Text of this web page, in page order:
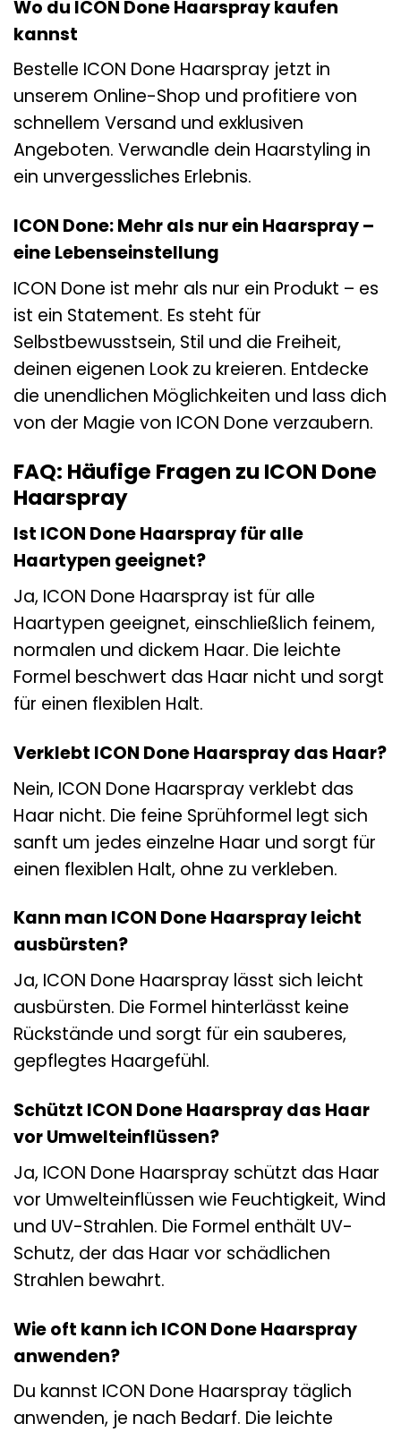
Wo du ICON Done Haarspray kaufen
kannst
Bestelle ICON Done Haarspray jetzt in
unserem Online-Shop und profitiere von
schnellem Versand und exklusiven
Angeboten. Verwandle dein Haarstyling in
ein unvergessliches Erlebnis.
ICON Done: Mehr als nur ein Haarspray –
eine Lebenseinstellung
ICON Done ist mehr als nur ein Produkt – es
ist ein Statement. Es steht für
Selbstbewusstsein, Stil und die Freiheit,
deinen eigenen Look zu kreieren. Entdecke
die unendlichen Möglichkeiten und lass dich
von der Magie von ICON Done verzaubern.
FAQ: Häufige Fragen zu ICON Done
Haarspray
Ist ICON Done Haarspray für alle
Haartypen geeignet?
Ja, ICON Done Haarspray ist für alle
Haartypen geeignet, einschließlich feinem,
normalen und dickem Haar. Die leichte
Formel beschwert das Haar nicht und sorgt
für einen flexiblen Halt.
Verklebt ICON Done Haarspray das Haar?
Nein, ICON Done Haarspray verklebt das
Haar nicht. Die feine Sprühformel legt sich
sanft um jedes einzelne Haar und sorgt für
einen flexiblen Halt, ohne zu verkleben.
Kann man ICON Done Haarspray leicht
ausbürsten?
Ja, ICON Done Haarspray lässt sich leicht
ausbürsten. Die Formel hinterlässt keine
Rückstände und sorgt für ein sauberes,
gepflegtes Haargefühl.
Schützt ICON Done Haarspray das Haar
vor Umwelteinflüssen?
Ja, ICON Done Haarspray schützt das Haar
vor Umwelteinflüssen wie Feuchtigkeit, Wind
und UV-Strahlen. Die Formel enthält UV-
Schutz, der das Haar vor schädlichen
Strahlen bewahrt.
Wie oft kann ich ICON Done Haarspray
anwenden?
Du kannst ICON Done Haarspray täglich
anwenden, je nach Bedarf. Die leichte